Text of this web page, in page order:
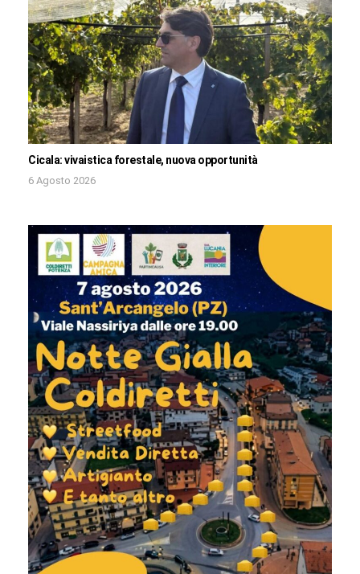
Cicala: vivaistica forestale, nuova opportunità
6 Agosto 2026